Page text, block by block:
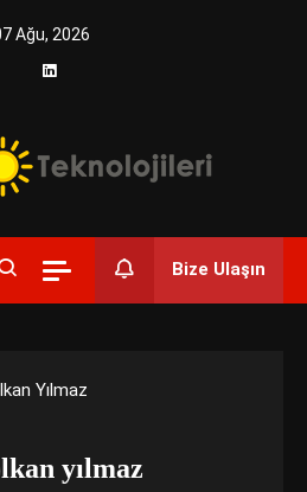
Ağu, 2026
| Solar
Çözümleri ve
Bize Ulaşın
Yılmaz
yılmaz